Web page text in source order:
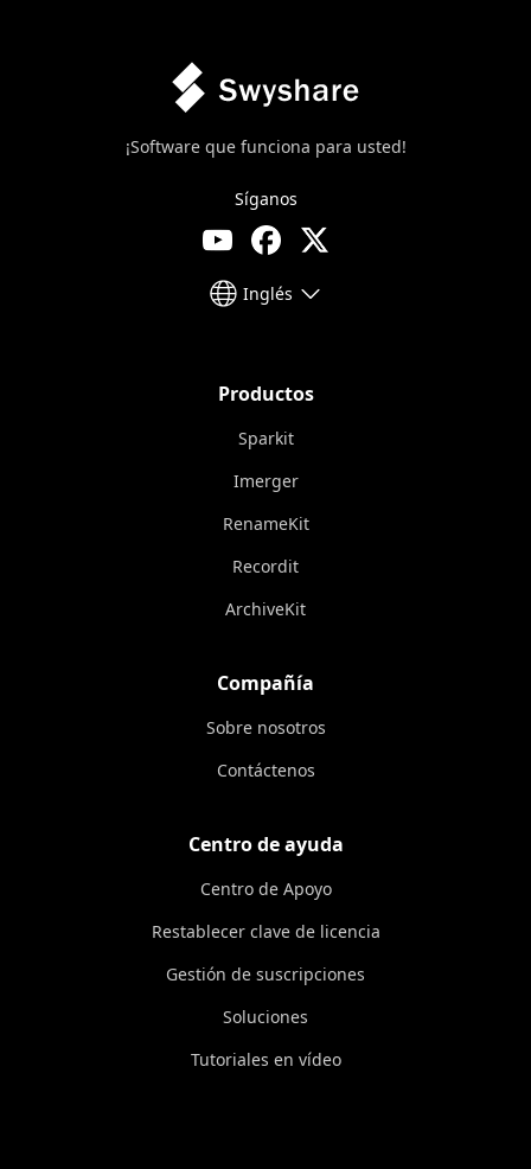
¡Software que funciona para usted!
Síganos
Inglés
Productos
Sparkit
Imerger
RenameKit
Recordit
ArchiveKit
Compañía
Sobre nosotros
Contáctenos
Centro de ayuda
Centro de Apoyo
Restablecer clave de licencia
Gestión de suscripciones
Soluciones
Tutoriales en vídeo